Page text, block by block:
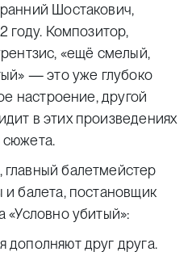
Шостакович,
году. Композитор,
«ещё смелый,
— это уже глубоко
настроение, другой
в этих произведениях
сюжета.
балетмейстер
балета, постановщик
«Условно убитый»:
друг друга.